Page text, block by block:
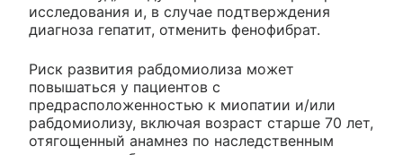
исследования и, в случае подтверждения
диагноза гепатит, отменить фенофибрат.
Риск развития рабдомиолиза может
повышаться у пациентов с
предрасположенностью к миопатии и/или
рабдомиолизу, включая возраст старше 70 лет,
отягощенный анамнез по наследственным